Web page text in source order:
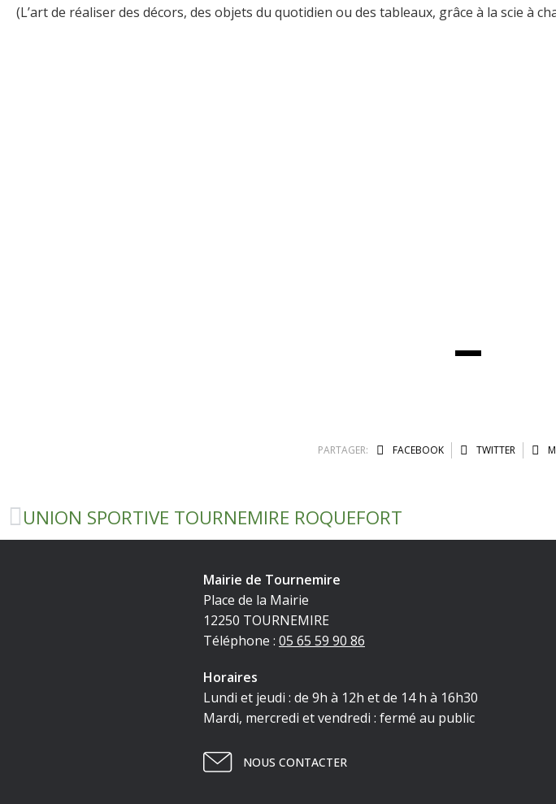
(L’art de réaliser des décors, des objets du quotidien ou des tableaux, grâce à la scie à
PARTAGER: FACEBOOK TWITTER
UNION SPORTIVE TOURNEMIRE ROQUEFORT
Mairie de Tournemire
Place de la Mairie
12250 TOURNEMIRE
Téléphone : 05 65 59 90 86
Horaires
Lundi et jeudi : de 9h à 12h et de 14 h à 16h30
Mardi, mercredi et vendredi : fermé au public
NOUS CONTACTER